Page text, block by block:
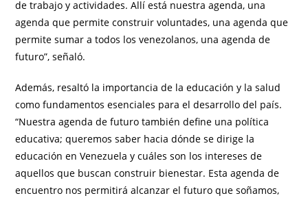
de trabajo y actividades. Allí está nuestra agenda, una
agenda que permite construir voluntades, una agenda que
permite sumar a todos los venezolanos, una agenda de
futuro”, señaló.
Además, resaltó la importancia de la educación y la salud
como fundamentos esenciales para el desarrollo del país.
“Nuestra agenda de futuro también define una política
educativa; queremos saber hacia dónde se dirige la
educación en Venezuela y cuáles son los intereses de
aquellos que buscan construir bienestar. Esta agenda de
encuentro nos permitirá alcanzar el futuro que soñamos,